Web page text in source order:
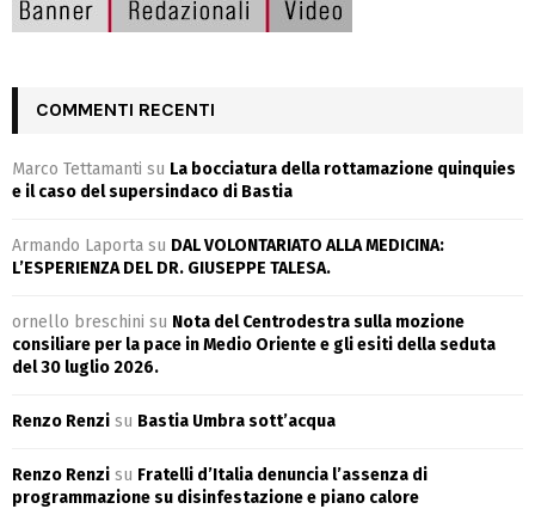
COMMENTI RECENTI
Marco Tettamanti su La bocciatura della rottamazione quinquies
e il caso del supersindaco di Bastia
Armando Laporta su DAL VOLONTARIATO ALLA MEDICINA:
L’ESPERIENZA DEL DR. GIUSEPPE TALESA.
ornello breschini su Nota del Centrodestra sulla mozione
consiliare per la pace in Medio Oriente e gli esiti della seduta
del 30 luglio 2026.
Renzo Renzi su Bastia Umbra sott’acqua
Renzo Renzi su Fratelli d’Italia denuncia l’assenza di
programmazione su disinfestazione e piano calore